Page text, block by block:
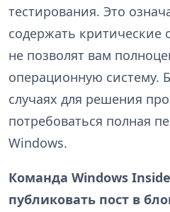
тестирования. Это
содержать
не позволят вам
операционную систему.
случаях для решения
потребоваться полная
Windows.
Команда Windows
публиковать пост в